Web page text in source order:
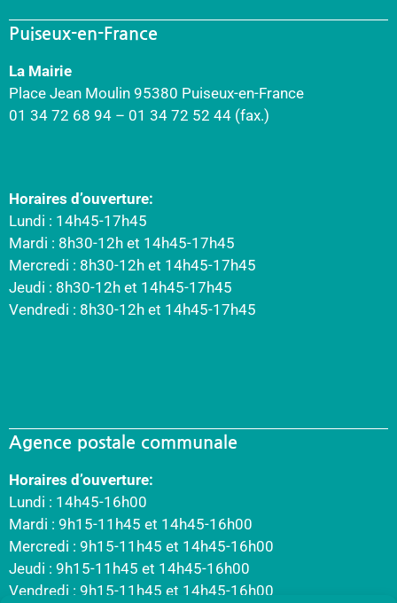
Puiseux-en-France
La Mairie
Place Jean Moulin 95380 Puiseux-en-France
01 34 72 68 94 – 01 34 72 52 44 (fax.)
Horaires d’ouverture:
Lundi : 14h45-17h45
Mardi : 8h30-12h et 14h45-17h45
Mercredi : 8h30-12h et 14h45-17h45
Jeudi : 8h30-12h et 14h45-17h45
Vendredi : 8h30-12h et 14h45-17h45
Agence postale communale
Horaires d’ouverture:
Lundi : 14h45-16h00
Mardi : 9h15-11h45 et 14h45-16h00
Mercredi : 9h15-11h45 et 14h45-16h00
Jeudi : 9h15-11h45 et 14h45-16h00
Vendredi : 9h15-11h45 et 14h45-16h00